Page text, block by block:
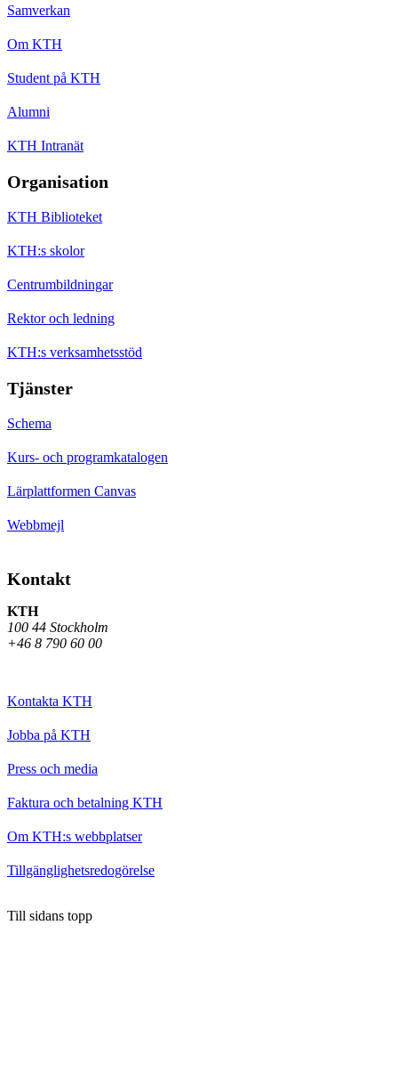
Samverkan
Om KTH
Student på KTH
Alumni
KTH Intranät
Organisation
KTH Biblioteket
KTH:s skolor
Centrumbildningar
Rektor och ledning
KTH:s verksamhetsstöd
Tjänster
Schema
Kurs- och programkatalogen
Lärplattformen Canvas
Webbmejl
Kontakt
KTH
100 44 Stockholm
+46 8 790 60 00
Kontakta KTH
Jobba på KTH
Press och media
Faktura och betalning KTH
Om KTH:s webbplatser
Tillgänglighetsredogörelse
Till sidans topp